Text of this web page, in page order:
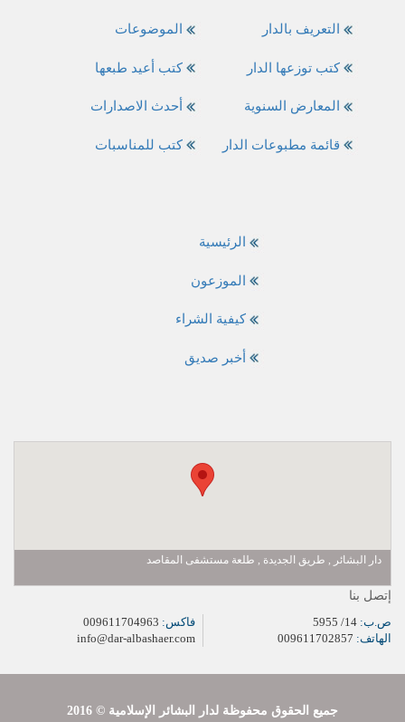
الموضوعات
كتب أعيد طبعها
أحدث الاصدارات
كتب للمناسبات
التعريف بالدار
كتب توزعها الدار
المعارض السنوية
قائمة مطبوعات الدار
الرئيسية
الموزعون
كيفية الشراء
أخبر صديق
دار البشائر , طريق الجديدة , طلعة مستشفى المقاصد
إتصل بنا
ص.ب:
الهاتف:
فاكس:
info@dar-albashaer.com
2016 © جميع الحقوق محفوظة لدار البشائر الإسلامية